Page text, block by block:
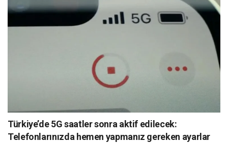
Türkiye’de 5G saatler sonra aktif edilecek:
Telefonlarınızda hemen yapmanız gereken ayarlar